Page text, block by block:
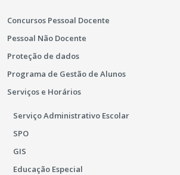
Concursos Pessoal Docente
Pessoal Não Docente
Proteção de dados
Programa de Gestão de Alunos
Serviços e Horários
Serviço Administrativo Escolar
SPO
GIS
Educação Especial